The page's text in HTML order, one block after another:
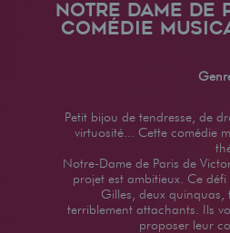
NOTRE DAME DE
COMÉDIE
Petit bijou de tendresse, de
virtuosité... Cette comédie
Notre-Dame de Paris de
projet est ambitieux. Ce
Gilles, deux quinquas,
terriblement attachants. Ils
proposer leur